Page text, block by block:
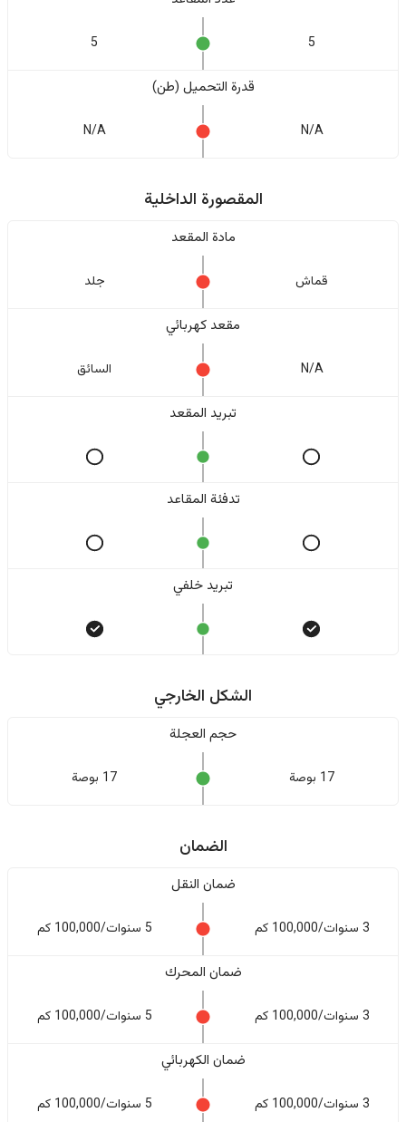
5
5
قدرة التحميل (طن)
N/A
N/A
المقصورة الداخلية
مادة المقعد
قماش جلد
مقعد كهربائي
N/A السائق
تبريد المقعد
تدفئة المقاعد
تبريد خلفي
الشكل الخارجي
حجم العجلة
17 بوصة 17 بوصة
الضمان
ضمان النقل
3 سنوات/100,000 كم 5 سنوات/100,000 كم
ضمان المحرك
3 سنوات/100,000 كم 5 سنوات/100,000 كم
ضمان الكهربائي
3 سنوات/100,000 كم 5 سنوات/100,000 كم